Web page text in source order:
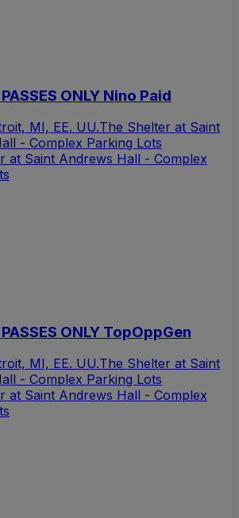
ONLY Nino Paid
MI, EE. UU.The Shelter at Saint
- Complex Parking Lots
at Saint Andrews Hall - Complex
ONLY TopOppGen
MI, EE. UU.The Shelter at Saint
- Complex Parking Lots
at Saint Andrews Hall - Complex